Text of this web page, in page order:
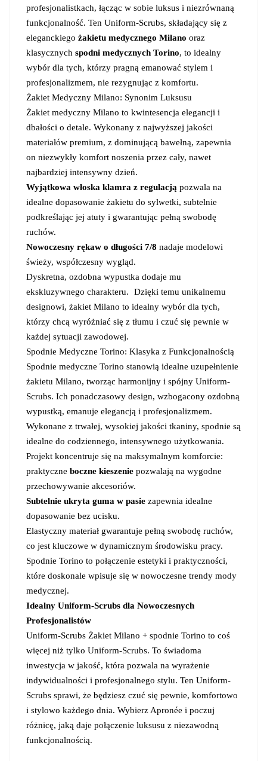
profesjonalistkach, łącząc w sobie luksus i niezrównaną
funkcjonalność. Ten Uniform-Scrubs, składający się z
eleganckiego żakietu medycznego Milano oraz
klasycznych spodni medycznych Torino, to idealny
wybór dla tych, którzy pragną emanować stylem i
profesjonalizmem, nie rezygnując z komfortu.
Żakiet Medyczny Milano: Synonim Luksusu
Żakiet medyczny Milano to kwintesencja elegancji i
dbałości o detale. Wykonany z najwyższej jakości
materiałów premium, z dominującą bawełną, zapewnia
on niezwykły komfort noszenia przez cały, nawet
najbardziej intensywny dzień.
Wyjątkowa włoska klamra z regulacją pozwala na
idealne dopasowanie żakietu do sylwetki, subtelnie
podkreślając jej atuty i gwarantując pełną swobodę
ruchów.
Nowoczesny rękaw o długości 7/8 nadaje modelowi
świeży, współczesny wygląd.
Dyskretna, ozdobna wypustka dodaje mu
ekskluzywnego charakteru. Dzięki temu unikalnemu
designowi, żakiet Milano to idealny wybór dla tych,
którzy chcą wyróżniać się z tłumu i czuć się pewnie w
każdej sytuacji zawodowej.
Spodnie Medyczne Torino: Klasyka z Funkcjonalnością
Spodnie medyczne Torino stanowią idealne uzupełnienie
żakietu Milano, tworząc harmonijny i spójny Uniform-
Scrubs. Ich ponadczasowy design, wzbogacony ozdobną
wypustką, emanuje elegancją i profesjonalizmem.
Wykonane z trwałej, wysokiej jakości tkaniny, spodnie są
idealne do codziennego, intensywnego użytkowania.
Projekt koncentruje się na maksymalnym komforcie:
praktyczne boczne kieszenie pozwalają na wygodne
przechowywanie akcesoriów.
Subtelnie ukryta guma w pasie zapewnia idealne
dopasowanie bez ucisku.
Elastyczny materiał gwarantuje pełną swobodę ruchów,
co jest kluczowe w dynamicznym środowisku pracy.
Spodnie Torino to połączenie estetyki i praktyczności,
które doskonale wpisuje się w nowoczesne trendy mody
medycznej.
Idealny Uniform-Scrubs dla Nowoczesnych
Profesjonalistów
Uniform-Scrubs Żakiet Milano + spodnie Torino to coś
więcej niż tylko Uniform-Scrubs. To świadoma
inwestycja w jakość, która pozwala na wyrażenie
indywidualności i profesjonalnego stylu. Ten Uniform-
Scrubs sprawi, że będziesz czuć się pewnie, komfortowo
i stylowo każdego dnia. Wybierz Apronée i poczuj
różnicę, jaką daje połączenie luksusu z niezawodną
funkcjonalnością.